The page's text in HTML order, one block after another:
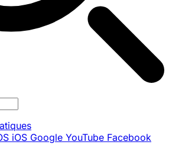
iOS Google YouTube Facebook